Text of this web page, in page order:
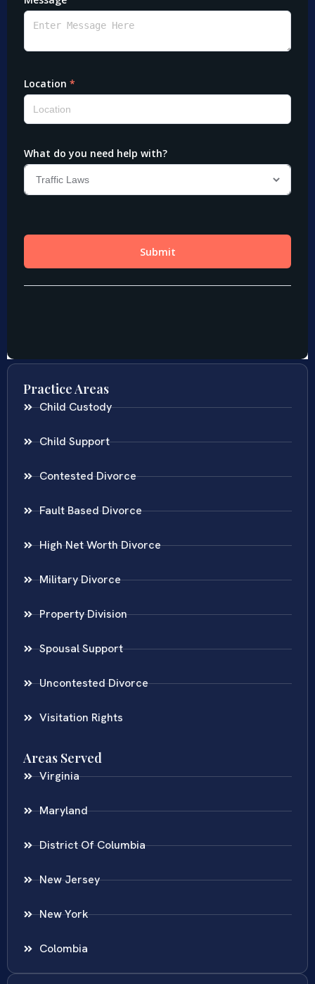
Practice Areas
Child Custody
Child Support
Contested Divorce
Fault Based Divorce
High Net Worth Divorce
Military Divorce
Property Division
Spousal Support
Uncontested Divorce
Visitation Rights
Areas Served
Virginia
Maryland
District Of Columbia
New Jersey
New York
Colombia